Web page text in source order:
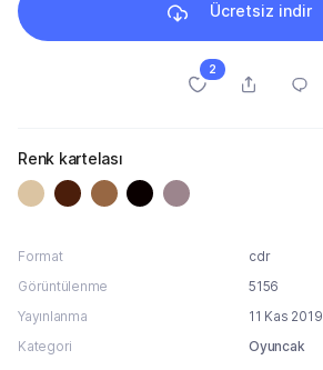
Ücretsiz indir
2
Renk kartelası
Format
cdr
Görüntülenme
5156
Yayınlanma
11 Kas 2019
Kategori
Oyuncak